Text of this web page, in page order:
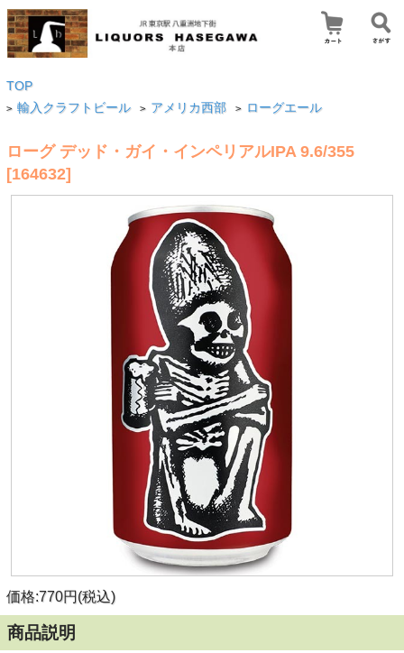
TOP
> 輸入クラフトビール > アメリカ西部 > ローグエール
ローグ デッド・ガイ・インペリアルIPA 9.6/355
[164632]
価格:770円(税込)
商品説明